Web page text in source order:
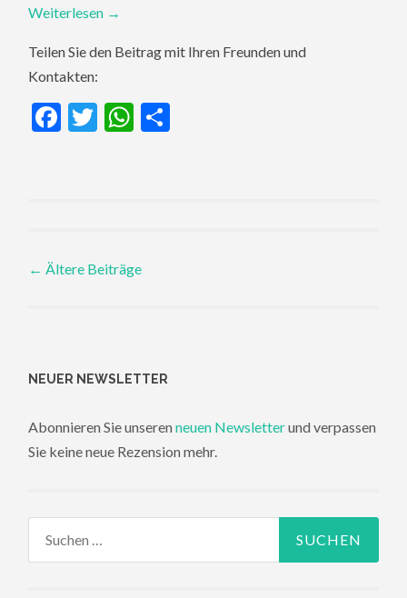
Weiterlesen →
Teilen Sie den Beitrag mit Ihren Freunden und
Kontakten:
Facebook
TwitterWhatsApp
Posts
← Ältere Beiträge
NEUER NEWSLETTER
Abonnieren Sie unserenneuen Newsletterund verpassen
Sie keine neue Rezension mehr.